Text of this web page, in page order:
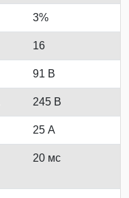
3%
16
91 В
245 В
25 А
20 мс